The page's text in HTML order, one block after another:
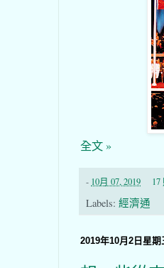
全文 »
- 10月 07, 2019
Labels: 經濟通
2019年10月2日星期